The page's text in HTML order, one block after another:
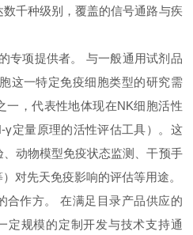
千种级别，覆盖的信号通路与疾
项提供者。 与一般通用试剂品
这一特定免疫细胞类型的研究需
一，代表性地体现在NK细胞活性
定量原理的活性评估工具）。这
动物模型免疫状态监测、干预手
对先天免疫影响的评估等用途。
作方。 在满足目录产品供应的
定规模的定制开发与技术支持通